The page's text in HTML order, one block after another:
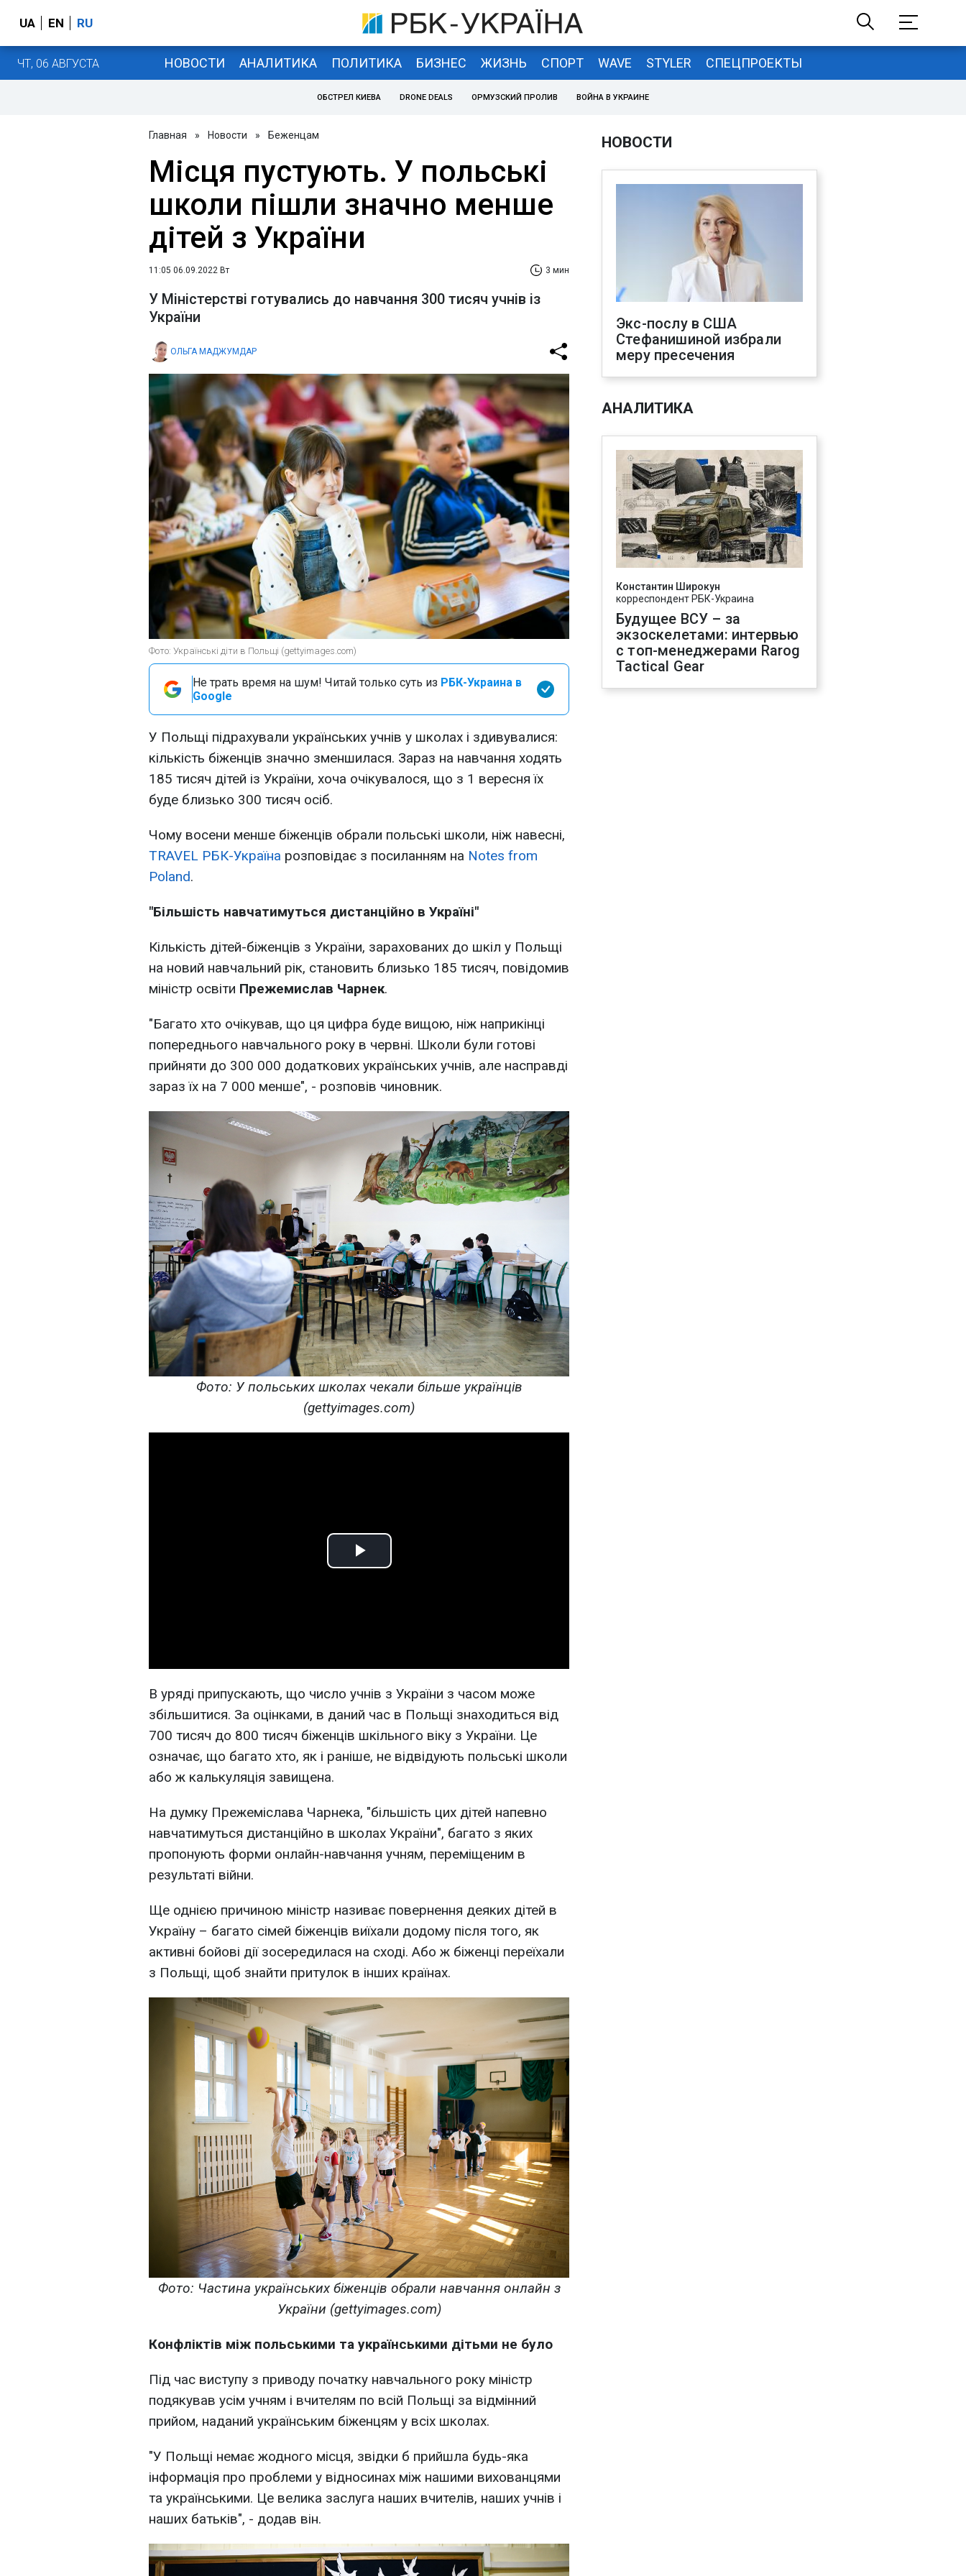
UA EN RU
ЧТ, 06 АВГУСТА НОВОСТИ АНАЛИТИКА ПОЛИТИКА БИЗНЕС ЖИЗНЬ СПОРТ WAVE STYLER СПЕЦПРОЕКТЫ
ОБСТРЕЛ КИЕВА DRONE DEALS ОРМУЗСКИЙ ПРОЛИВ ВОЙНА В УКРАИНЕ
Главная » Новости » Беженцам
Місця пустують. У польські
школи пішли значно менше
дітей з України
11:05 06.09.2022 Вт 3 мин
У Міністерстві готувались до навчання 300 тисяч учнів із
України
ОЛЬГА МАДЖУМДАР
Фото: Українські діти в Польщі (gettyimages.com)
Не трать время на шум! Читай только суть из РБК-Украина в
Google
У Польщі підрахували українських учнів у школах і здивувалися:
кількість біженців значно зменшилася. Зараз на навчання ходять
185 тисяч дітей із України, хоча очікувалося, що з 1 вересня їх
буде близько 300 тисяч осіб.
Чому восени менше біженців обрали польські школи, ніж навесні,
TRAVEL РБК-Україна розповідає з посиланням на Notes from
Poland.
"Більшість навчатимуться дистанційно в Україні"
Кількість дітей-біженців з України, зарахованих до шкіл у Польщі
на новий навчальний рік, становить близько 185 тисяч, повідомив
міністр освіти Прежемислав Чарнек.
"Багато хто очікував, що ця цифра буде вищою, ніж наприкінці
попереднього навчального року в червні. Школи були готові
прийняти до 300 000 додаткових українських учнів, але насправді
зараз їх на 7 000 менше", - розповів чиновник.
Фото: У польських школах чекали більше українців
(gettyimages.com)
Play
В уряді припускають, що число учнів з України з часом може
збільшитися. За оцінками, в даний час в Польщі знаходиться від
700 тисяч до 800 тисяч біженців шкільного віку з України. Це
означає, що багато хто, як і раніше, не відвідують польські школи
або ж калькуляція завищена.
На думку Прежеміслава Чарнека, "більшість цих дітей напевно
навчатимуться дистанційно в школах України", багато з яких
пропонують форми онлайн-навчання учням, переміщеним в
результаті війни.
Ще однією причиною міністр називає повернення деяких дітей в
Україну – багато сімей біженців виїхали додому після того, як
активні бойові дії зосередилася на сході. Або ж біженці переїхали
з Польщі, щоб знайти притулок в інших країнах.
Фото: Частина українських біженців обрали навчання онлайн з
України (gettyimages.com)
Конфліктів між польськими та українськими дітьми не було
Під час виступу з приводу початку навчального року міністр
подякував усім учням і вчителям по всій Польщі за відмінний
прийом, наданий українським біженцям у всіх школах.
"У Польщі немає жодного місця, звідки б прийшла будь-яка
інформація про проблеми у відносинах між нашими вихованцями
та українськими. Це велика заслуга наших вчителів, наших учнів і
наших батьків", - додав він.
НОВОСТИ
Экс-послу в США
Стефанишиной избрали
меру пресечения
АНАЛИТИКА
Константин Широкун
корреспондент РБК-Украина
Будущее ВСУ – за
экзоскелетами: интервью
с топ-менеджерами Rarog
Tactical Gear